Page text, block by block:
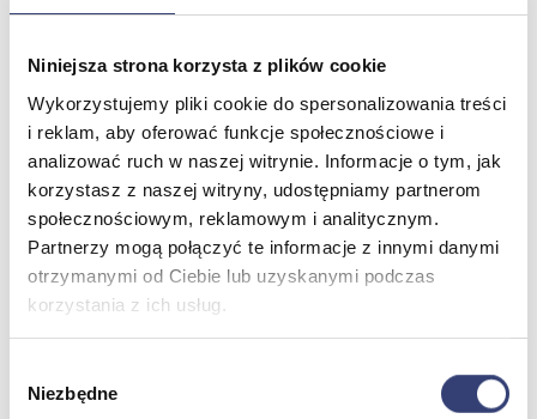
Niniejsza strona korzysta z plików cookie
Wykorzystujemy pliki cookie do spersonalizowania treści
i reklam, aby oferować funkcje społecznościowe i
analizować ruch w naszej witrynie. Informacje o tym, jak
korzystasz z naszej witryny, udostępniamy partnerom
społecznościowym, reklamowym i analitycznym.
Partnerzy mogą połączyć te informacje z innymi danymi
otrzymanymi od Ciebie lub uzyskanymi podczas
korzystania z ich usług.
zgody
Niezbędne
Wróć
Pielęgnacja mebli
Stoły
Parawany
Fotele
Zobacz wszystko
Spa & Wellness
Wróć
Fotele do masażu
Zdrowie i uroda
Zobacz wszystko